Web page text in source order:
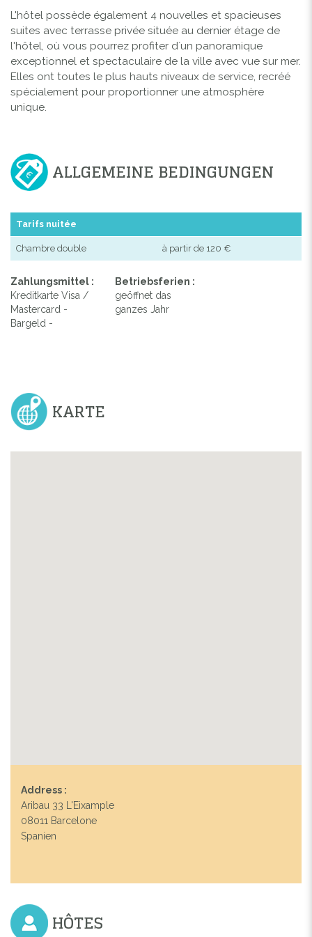
L'hôtel possède également 4 nouvelles et spacieuses
suites avec terrasse privée située au dernier étage de
l'hôtel, où vous pourrez profiter d´un panoramique
exceptionnel et spectaculaire de la ville avec vue sur mer.
Elles ont toutes le plus hauts niveaux de service, recréé
spécialement pour proportionner une atmosphère
unique.
ALLGEMEINE BEDINGUNGEN
Tarifs nuitée
Chambre double à partir de 120 €
Zahlungsmittel :
Kreditkarte Visa /
Mastercard -
Bargeld -
Betriebsferien :
geöffnet das
ganzes Jahr
KARTE
Address :
Aribau 33 L'Eixample
08011 Barcelone
Spanien
HÔTES